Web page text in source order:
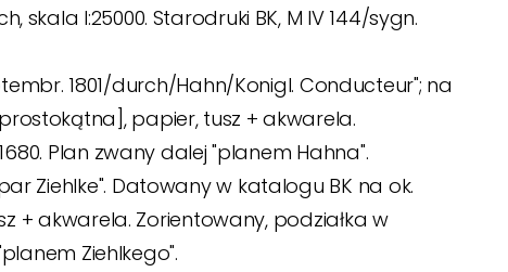
l:25000. Starodruki BK, M IV 144/sygn.
1801/durch/Hahn/Konigl. Conducteur"; na
papier, tusz + akwarela.
Plan zwany dalej "planem Hahna".
Ziehlke". Datowany w katalogu BK na ok.
+ akwarela. Zorientowany, podziałka w
Ziehlkego".